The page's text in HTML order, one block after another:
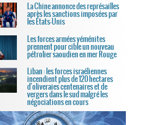
La Chine annonce des représailles
après les sanctions imposées par
les États-Unis
Les forces armées yéménites
prennent pour cible un nouveau
pétrolier saoudien en mer Rouge
Liban : les forces israéliennes
incendient plus de 120 hectares
d'oliveraies centenaires et de
vergers dans le sud malgré les
négociations en cours